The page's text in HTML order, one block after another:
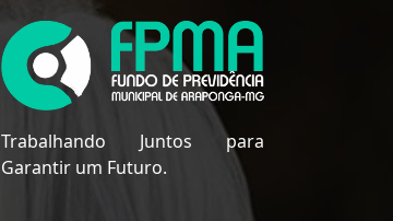
Trabalhando Juntos para
Garantir um Futuro.